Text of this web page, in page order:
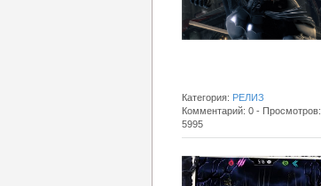
Категория: РЕЛИЗ
Комментарий: 0 - Просмотров:
5995